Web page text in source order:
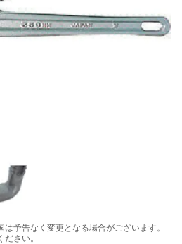
予告なく変更となる場合がございます。
さい。